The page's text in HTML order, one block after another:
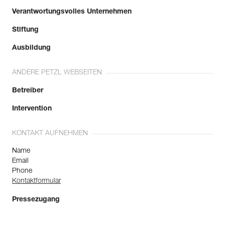
Verantwortungsvolles Unternehmen
Stiftung
Ausbildung
ANDERE PETZL WEBSEITEN
Betreiber
Intervention
KONTAKT AUFNEHMEN
Name
Email
Phone
Kontaktformular
Pressezugang